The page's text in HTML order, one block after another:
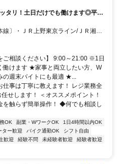
タリ！土日だけでも働けます◎平日
線〕・ＪＲ上野東京ライン/ＪＲ湘南
、ＪＲ宇都宮線〔東北本線〕・Ｊ
イン 蓮田東口徒歩約37分、東武野
七里北口徒歩約42分
ご相談ください】 9:00～21:00 ※1日
けます ★家事と両立したい方、W
の週末バイトにも最適 ★...
事は丁寧に教えます！ レジ業務全
せします！ ＜オススメポイント！
を触らず簡単操作！ ◆何でも相談し
OK 副業・WワークOK
1日4時間以内OK
ター歓迎 バイク通勤OK
シフト自由
歓迎 経験不問 未経験者歓迎
経験者歓迎